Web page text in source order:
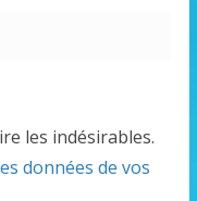
les indésirables.
données de vos